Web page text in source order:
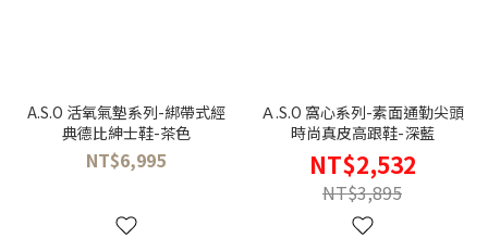
A.S.O 活氧氣墊系列-綁帶式經
典德比紳士鞋-茶色
NT$6,995
Ａ.S.O 窩心系列-素面通勤尖頭
時尚真皮高跟鞋-深藍
NT$2,532
NT$3,895